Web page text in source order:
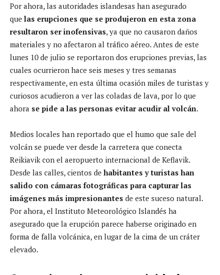
Por ahora, las autoridades islandesas han asegurado
que las erupciones que se produjeron en esta zona
resultaron ser inofensivas, ya que no causaron daños
materiales y no afectaron al tráfico aéreo. Antes de este
lunes 10 de julio se reportaron dos erupciones previas, las
cuales ocurrieron hace seis meses y tres semanas
respectivamente, en esta última ocasión miles de turistas y
curiosos acudieron a ver las coladas de lava, por lo que
ahora se pide a las personas evitar acudir al volcán.
Medios locales han reportado que el humo que sale del
volcán se puede ver desde la carretera que conecta
Reikiavik con el aeropuerto internacional de Keflavik.
Desde las calles, cientos de habitantes y turistas han
salido con cámaras fotográficas para capturar las
imágenes más impresionantes de este suceso natural.
Por ahora, el Instituto Meteorológico Islandés ha
asegurado que la erupción parece haberse originado en
forma de falla volcánica, en lugar de la cima de un cráter
elevado.